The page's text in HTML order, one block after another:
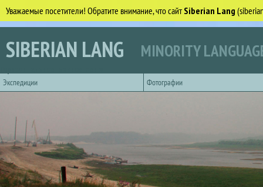
Уважаемые посетители! Обратите внимание, что сайтSiberian Lang
Skip to main content
SIBERIAN LANG MINORITY
Экспедиции
Фотографии